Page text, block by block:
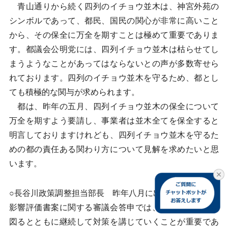
青山通りから続く四列のイチョウ並木は、神宮外苑の
シンボルであって、都民、国民の関心が非常に高いこと
から、その保全に万全を期すことは極めて重要でありま
す。都議会公明党には、四列イチョウ並木は枯らせてし
まうようなことがあってはならないとの声が多数寄せら
れております。四列のイチョウ並木を守るため、都とし
ても積極的な関与が求められます。
都は、昨年の五月、四列イチョウ並木の保全について
万全を期すよう要請し、事業者は並木全てを保全すると
明言しておりますけれども、四列イチョウ並木を守るた
めの都の責任ある関わり方について見解を求めたいと思
います。
○長谷川政策調整担当部長 昨年八月に出された本件環境
影響評価書案に関する審議会答申では、環境保全措置を
図るとともに継続して対策を講じていくことが重要であ